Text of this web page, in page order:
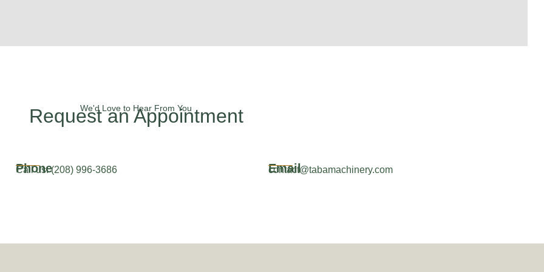
We'd Love to Hear From You
Request an Appointment
Phone
Call us: (208) 996-3686 Email
contact@tabamachinery.com